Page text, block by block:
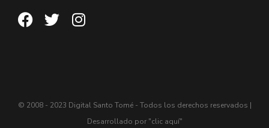
© 2008 - 2023 Digital Santo Tomé - Todos los derechos reservados |
Desarrollado por "clic aquí"